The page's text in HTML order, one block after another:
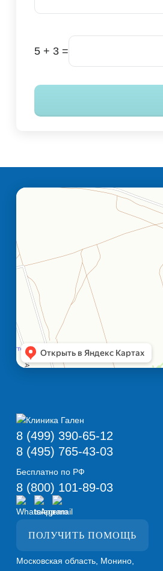
5 + 3 =
8 (499) 390-65-12
8 (495) 765-43-03
Бесплатно по РФ
8 (800) 101-89-03
ПОЛУЧИТЬ ПОМОЩЬ
Московская область, Монино,